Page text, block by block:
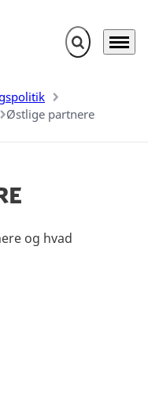
Fold søgefelt
Menu
Østlige partnere
og hvad